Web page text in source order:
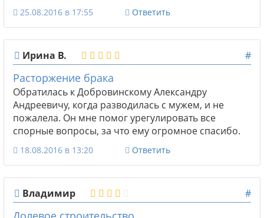
25.08.2016 в 17:55 Ответить
Ирина В. #
Расторжение брака
Обратилась к Добровинскому Александру
Андреевичу, когда разводилась с мужем, и не
пожалела. Он мне помог урегулировать все
спорные вопросы, за что ему огромное спасибо.
18.08.2016 в 13:20 Ответить
Владимир #